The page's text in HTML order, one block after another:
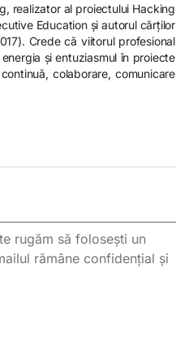
realizator al proiectului Hacking
Education și autorul cărților
Crede că viitorul profesional
și entuziasmul în proiecte
colaborare, comunicare